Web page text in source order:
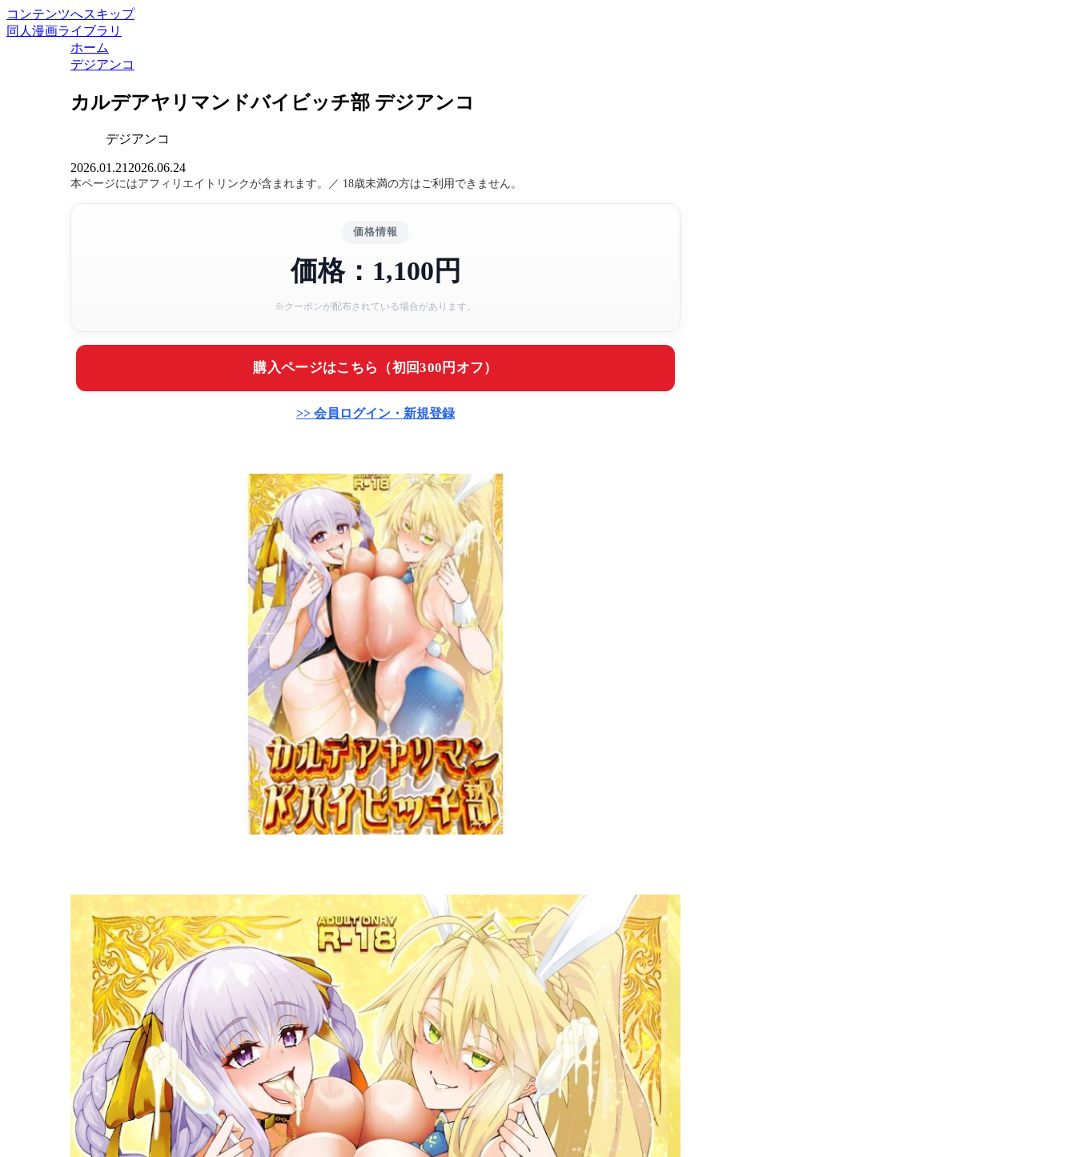
コンテンツへスキップ
同人漫画ライブラリ
ホーム
デジアンコ
カルデアヤリマンドバイビッチ部 デジアンコ
デジアンコ
2026.01.21 2026.06.24
本ページにはアフィリエイトリンクが含まれます。／ 18歳未満の方はご利用できません。
価格情報
価格：1,100円
※クーポンが配布されている場合があります。
購入ページはこちら（初回300円オフ）
>> 会員ログイン・新規登録